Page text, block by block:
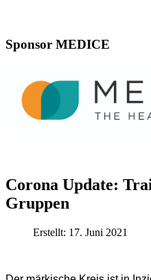
Sponsor MEDICE
Corona Update:
Gruppen
Erstellt: 17. Juni 2021